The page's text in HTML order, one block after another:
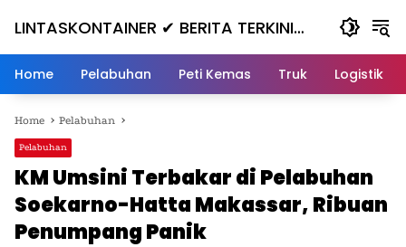
LINTASKONTAINER ✔ BERITA TERKINI
KONTAINER TERBARU HARI INI
Home Pelabuhan Peti Kemas Truk Logistik
Home Pelabuhan
Pelabuhan
KM Umsini Terbakar di Pelabuhan
Soekarno-Hatta Makassar, Ribuan
Penumpang Panik